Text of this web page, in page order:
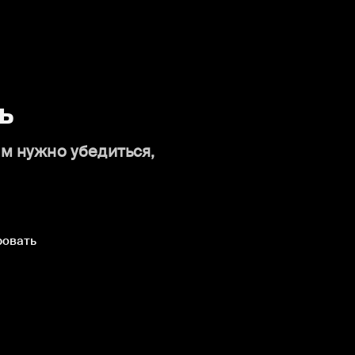
нужно убедиться,